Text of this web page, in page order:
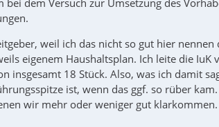
weil ich das nicht so gut hier
eigenem Haushaltsplan. Ich leite die
insgesamt 18 Stück. Also, was ich damit
ist, wenn das ggf. so rüber
wir mehr oder weniger gut